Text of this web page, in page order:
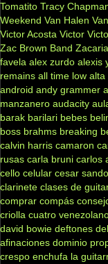
Tomatito Tracy
Weekend Van Halen
Victor Acosta Victor
Zac Brown Band
favela alex zurdo alexis
remains all time low alta
android andy grammer
manzanero audacity
barak barilari bebes
boss brahms breaking
calvin harris camaron
rusas carla bruni carlos
cello celular cesar
clarinete clases de
comprar compás
criolla cuatro
david bowie deftones
afinaciones dominio
crespo enchufa la